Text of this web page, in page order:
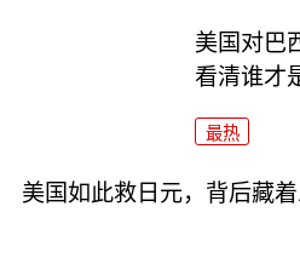
美国对巴
看清谁才
最热
美国如此救日元，背后藏